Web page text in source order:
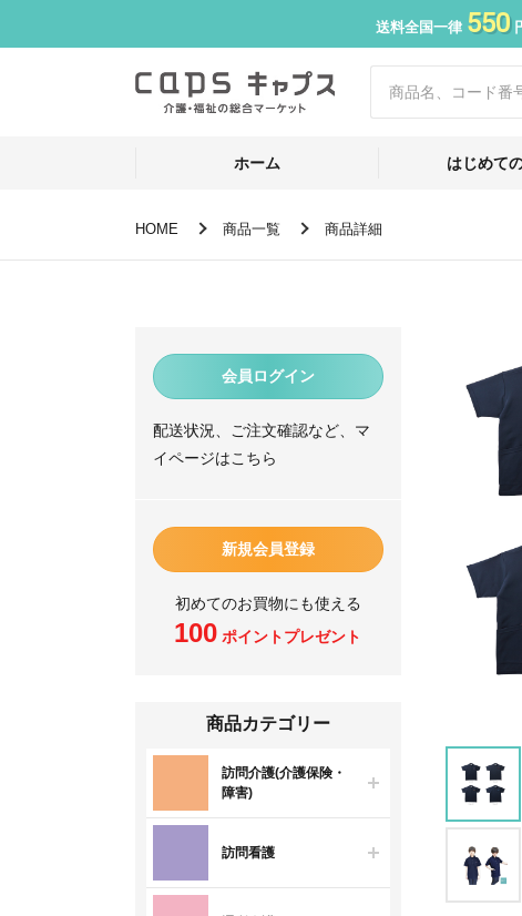
送料全国一律 550
ホーム はじめて
HOME 商品一覧 商品詳細
会員ログイン
配送状況、ご注文確認など、マ
イページはこちら
新規会員登録
初めてのお買物にも使える
100 ポイントプレゼント
商品カテゴリー
訪問介護(介護保険・
障害)
訪問看護